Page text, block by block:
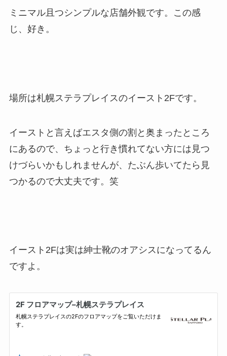
ミニマル且つシンプルな店舗外観です。この感
じ、好き。
場所は札幌ステラプレイスのイースト2Fです。
イーストと言えばエスタ側の割と奥まったところ
にあるので、ちょっと行き慣れてない方には見つ
けづらいかもしれませんが、たぶん歩いてたら見
つかるので大丈夫です。笑
イースト2Fは実は紳士靴のオアシスになってるん
ですよ。